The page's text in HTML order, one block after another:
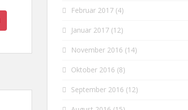
Februar 2017 (4)
Januar 2017 (12)
November 2016 (14)
Oktober 2016 (8)
September 2016 (12)